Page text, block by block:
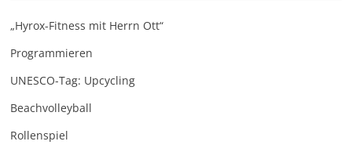
„Hyrox-Fitness mit Herrn Ott“
Programmieren
UNESCO-Tag: Upcycling
Beachvolleyball
Rollenspiel